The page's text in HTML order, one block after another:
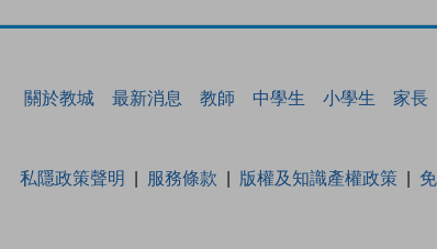
關於教城 最新消息 教師 中學生 小學生 家長
私隱政策聲明 服務條款 版權及知識產權政策